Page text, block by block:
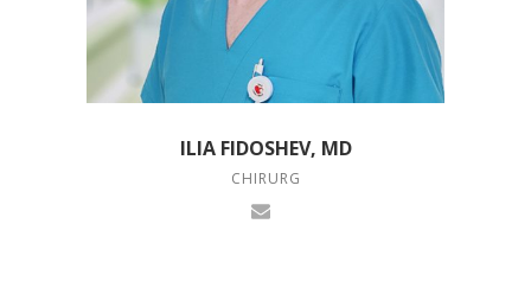
ILIA FIDOSHEV, MD
CHIRURG